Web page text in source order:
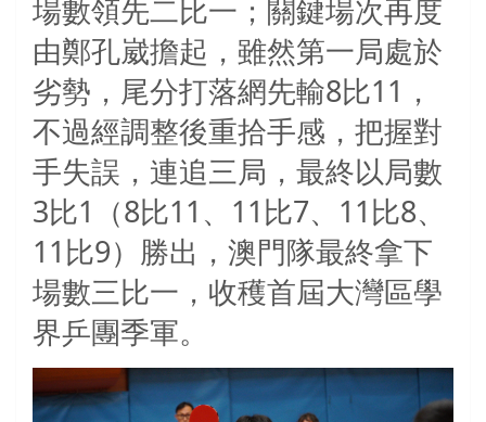
場數領先二比一；關鍵場次再度
由鄭孔崴擔起，雖然第一局處於
劣勢，尾分打落網先輸8比11，
不過經調整後重拾手感，把握對
手失誤，連追三局，最終以局數
3比1（8比11、11比7、11比8、
11比9）勝出，澳門隊最終拿下
場數三比一，收穫首屆大灣區學
界乒團季軍。